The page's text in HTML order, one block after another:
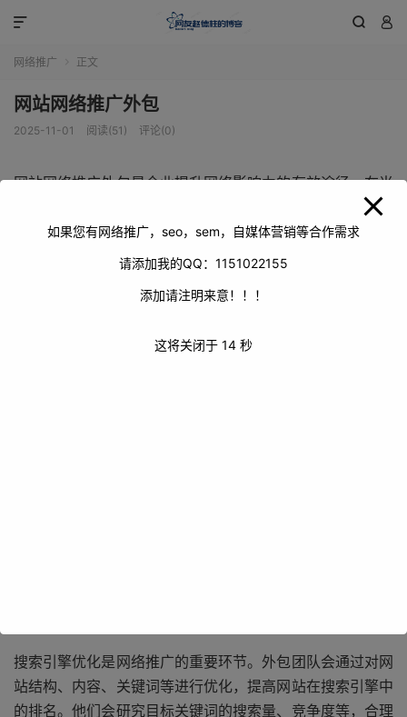
 

网络推广 正文
网站网络推广外包
2025-11-01 阅读(51) 评论(0)
网站网络推广外包是企业提升网络影响力的有效途径。在当
今数字化时代，拥有一个出色的网站固然重要，但如何让它
在海量信息中脱颖而出，吸引更多潜在客户，成为了众多企
业面临的难题。网站网络推广外包服务应运而生，为企业提
搜索引擎优化是网络推广的重要环节。外包团队会通过对网
站结构、内容、关键词等进行优化，提高网站在搜索引擎中
的排名。他们会研究目标关键词的搜索量、竞争度等，合理
如果您有网络推广，seo，sem，自媒体营销等合作需求
请添加我的QQ：1151022155
添加请注明来意！！！
这将关闭于 13 秒